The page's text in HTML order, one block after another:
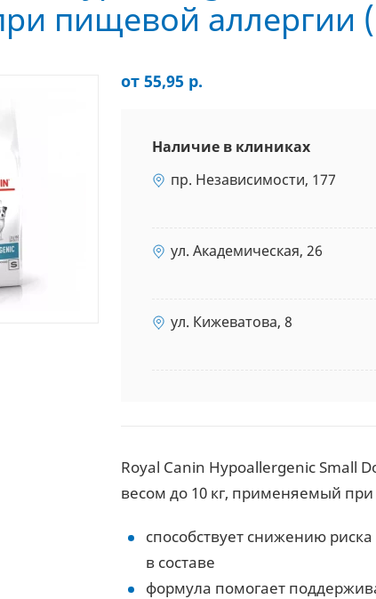
пищевой аллергии
от 55,95 р.
Наличие в клиниках
пр. Независимости, 177
ул. Академическая, 26
ул. Кижеватова, 8
Royal Canin Hypoallergenic Small
весом до 10 кг, применяемый
способствует снижению
в составе
формула помогает